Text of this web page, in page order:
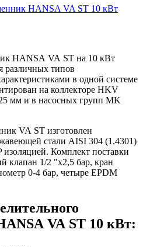
HANSA VA ST на 10 кВт
различных типов
в одной системе
на коллекторе HKV
мм и в насосных групп MK
VA ST изготовлен
стали AISI 304 (1.4301)
Комплект поставки
клапан 1/2 "х2,5 бар, кран
0-4 бар, четыре EPDM
VA ST 10 кВт: